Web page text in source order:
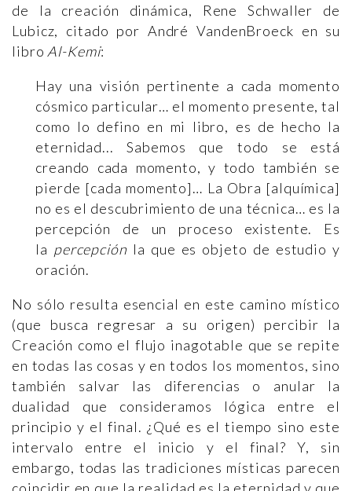
de la creación dinámica, Rene Schwaller de
Lubicz, citado por André VandenBroeck en su
libro Al-Kemi:
Hay una visión pertinente a cada momento
cósmico particular… el momento presente, tal
como lo defino en mi libro, es de hecho la
eternidad... Sabemos que todo se está
creando cada momento, y todo también se
pierde [cada momento]… La Obra [alquímica]
no es el descubrimiento de una técnica… es la
percepción de un proceso existente. Es
la percepción la que es objeto de estudio y
oración.
No sólo resulta esencial en este camino místico
(que busca regresar a su origen) percibir la
Creación como el flujo inagotable que se repite
en todas las cosas y en todos los momentos, sino
también salvar las diferencias o anular la
dualidad que consideramos lógica entre el
principio y el final. ¿Qué es el tiempo sino este
intervalo entre el inicio y el final? Y, sin
embargo, todas las tradiciones místicas parecen